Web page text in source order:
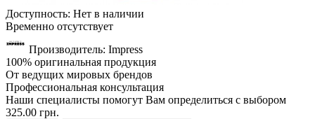
Доступность: Нет в наличии
Временно отсутствует
Производитель: Impress
100% оригинальная продукция
От ведущих мировых брендов
Профессиональная консультация
Наши специалисты помогут Вам определиться с выбором
325.00 грн.